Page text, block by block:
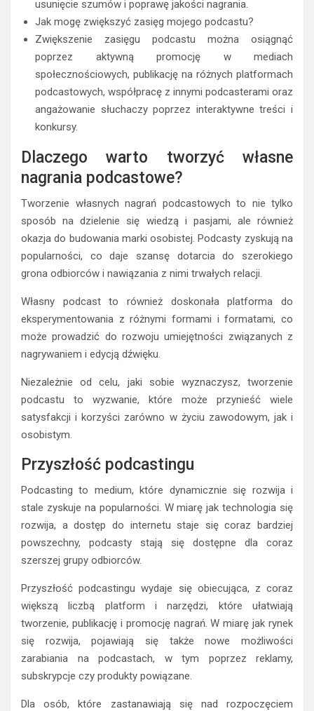
usunięcie szumów i poprawę jakości nagrania.
Jak mogę zwiększyć zasięg mojego podcastu?
Zwiększenie zasięgu podcastu można osiągnąć
poprzez aktywną promocję w mediach
społecznościowych, publikację na różnych platformach
podcastowych, współpracę z innymi podcasterami oraz
angażowanie słuchaczy poprzez interaktywne treści i
konkursy.
Dlaczego warto tworzyć własne
nagrania podcastowe?
Tworzenie własnych nagrań podcastowych to nie tylko
sposób na dzielenie się wiedzą i pasjami, ale również
okazja do budowania marki osobistej. Podcasty zyskują na
popularności, co daje szansę dotarcia do szerokiego
grona odbiorców i nawiązania z nimi trwałych relacji.
Własny podcast to również doskonała platforma do
eksperymentowania z różnymi formami i formatami, co
może prowadzić do rozwoju umiejętności związanych z
nagrywaniem i edycją dźwięku.
Niezależnie od celu, jaki sobie wyznaczysz, tworzenie
podcastu to wyzwanie, które może przynieść wiele
satysfakcji i korzyści zarówno w życiu zawodowym, jak i
osobistym.
Przyszłość podcastingu
Podcasting to medium, które dynamicznie się rozwija i
stale zyskuje na popularności. W miarę jak technologia się
rozwija, a dostęp do internetu staje się coraz bardziej
powszechny, podcasty stają się dostępne dla coraz
szerszej grupy odbiorców.
Przyszłość podcastingu wydaje się obiecująca, z coraz
większą liczbą platform i narzędzi, które ułatwiają
tworzenie, publikację i promocję nagrań. W miarę jak rynek
się rozwija, pojawiają się także nowe możliwości
zarabiania na podcastach, w tym poprzez reklamy,
subskrypcje czy produkty powiązane.
Dla osób, które zastanawiają się nad rozpoczęciem